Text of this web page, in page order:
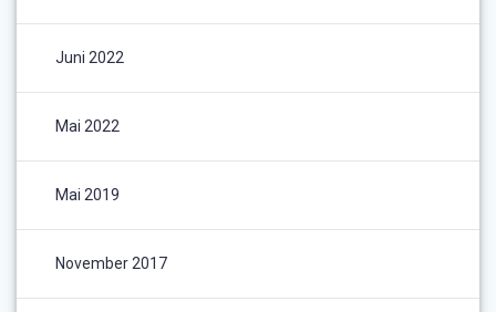
Juni 2022
Mai 2022
Mai 2019
November 2017